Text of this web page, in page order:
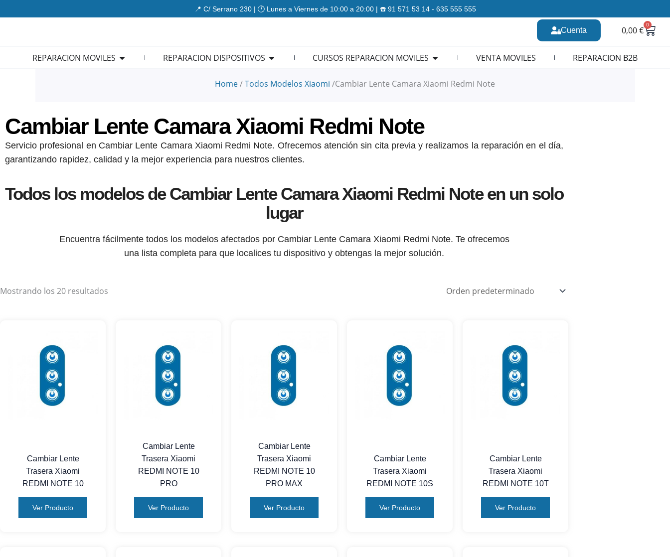
al
📍 C/ Serrano 230 | 🕐 Lunes a Viernes de 10:00 a 20:00 | ☎️ 91 571 53 14 - 635 555 555
Cuenta 0,00€
0
REPARACION MOVILES Open REPARACION MOVILES
REPARACION DISPOSITIVOS Open REPARACION DISPOSITIVOS
CURSOS REPARACION MOVILES Open CURSOS REPARACION MOVILES
VENTA MOVILES REPARACION B2B
Home/Todos Modelos Xiaomi /Cambiar Lente Camara Xiaomi Redmi Note
Cambiar Lente Camara Xiaomi Redmi Note
Servicio profesional en Cambiar Lente Camara Xiaomi Redmi Note. Ofrecemos atención sin cita previa y realizamos la reparación en el día,
garantizando rapidez, calidad y la mejor experiencia para nuestros clientes.
Todos los modelos de Cambiar Lente Camara Xiaomi Redmi Note en un solo
lugar
Encuentra fácilmente todos los modelos afectados por Cambiar Lente Camara Xiaomi Redmi Note. Te ofrecemos
una lista completa para que localices tu dispositivo y obtengas la mejor solución.
Mostrando los 20 resultados
Cambiar Lente
Trasera Xiaomi
REDMI NOTE 10
Ver Producto
Cambiar Lente
Trasera Xiaomi
REDMI NOTE 10
PRO
Ver Producto
Cambiar Lente
Trasera Xiaomi
REDMI NOTE 10
PRO MAX
Ver Producto
Cambiar Lente
Trasera Xiaomi
REDMI NOTE 10S
Ver Producto
Cambiar Lente
Trasera Xiaomi
REDMI NOTE 10T
Ver Producto